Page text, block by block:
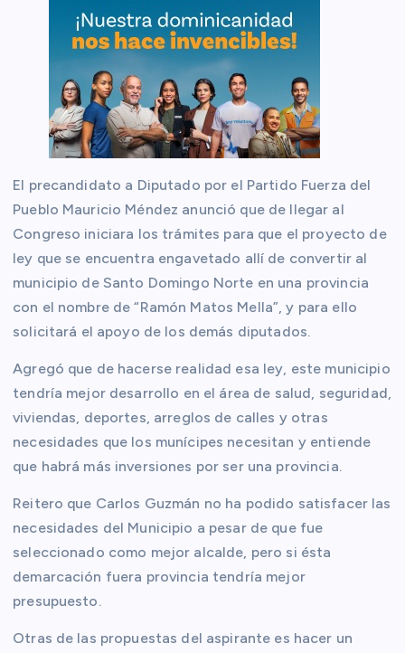
El precandidato a Diputado por el Partido Fuerza del
Pueblo Mauricio Méndez anunció que de llegar al
Congreso iniciara los trámites para que el proyecto de
ley que se encuentra engavetado allí de convertir al
municipio de Santo Domingo Norte en una provincia
con el nombre de “Ramón Matos Mella”, y para ello
solicitará el apoyo de los demás diputados.
Agregó que de hacerse realidad esa ley, este municipio
tendría mejor desarrollo en el área de salud, seguridad,
viviendas, deportes, arreglos de calles y otras
necesidades que los munícipes necesitan y entiende
que habrá más inversiones por ser una provincia.
Reitero que Carlos Guzmán no ha podido satisfacer las
necesidades del Municipio a pesar de que fue
seleccionado como mejor alcalde, pero si ésta
demarcación fuera provincia tendría mejor
presupuesto.
Otras de las propuestas del aspirante es hacer un